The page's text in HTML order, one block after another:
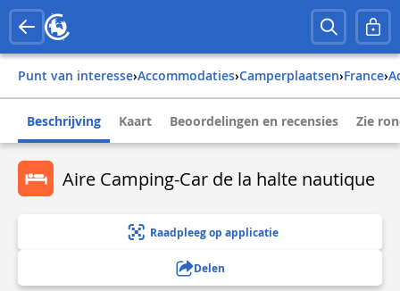
Punt van interesse› Accommodaties› Camperplaatsen› france›
Beschrijving Kaart Beoordelingen en recensies Zie
Aire Camping-Car de la halte nautique
Raadpleeg op applicatie
Delen